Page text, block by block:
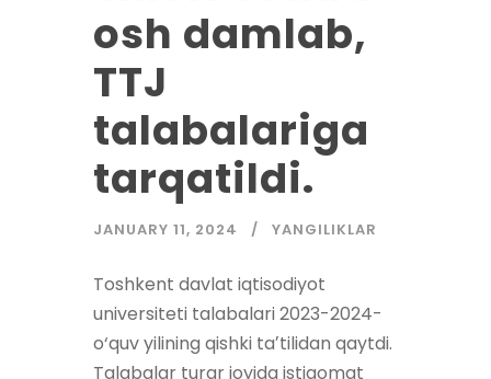
osh damlab,
TTJ
talabalariga
tarqatildi.
JANUARY 11, 2024 YANGILIKLAR
Toshkent davlat iqtisodiyot
universiteti talabalari 2023-2024-
o‘quv yilining qishki taʼtilidan qaytdi.
Talabalar turar joyida istiqomat